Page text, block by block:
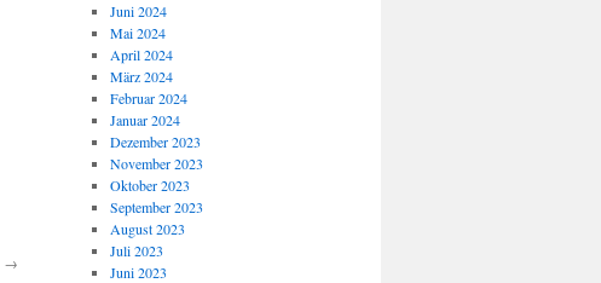
→
Juni 2024
Mai 2024
April 2024
März 2024
Februar 2024
Januar 2024
Dezember 2023
November 2023
Oktober 2023
September 2023
August 2023
Juli 2023
Juni 2023